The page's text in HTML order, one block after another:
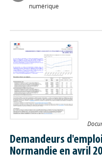
numérique
Demandeurs
Normandie en avril